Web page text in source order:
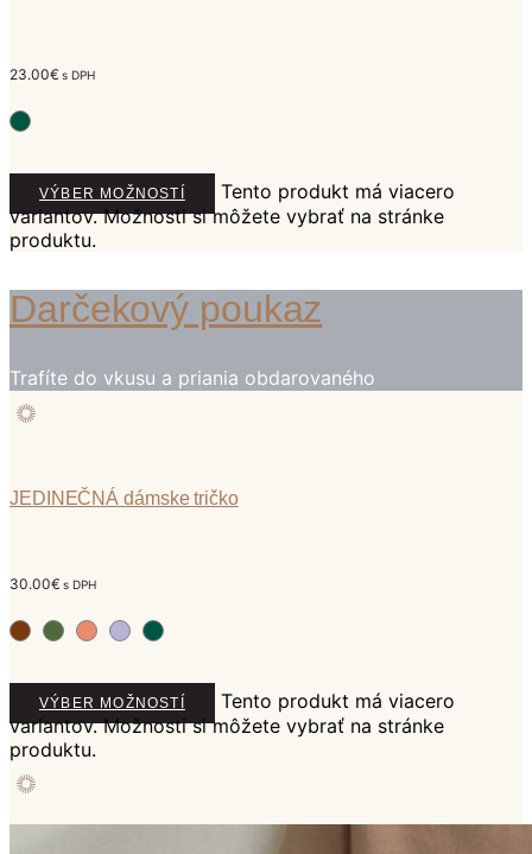
23.00€ s DPH
VÝBER MOŽNOSTÍ
Tento produkt má viacero
variantov. Možnosti si môžete vybrať na stránke
produktu.
Darčekový poukaz
Trafíte do vkusu a priania obdarovaného
JEDINEČNÁ dámske tričko
30.00€ s DPH
VÝBER MOŽNOSTÍ
Tento produkt má viacero
variantov. Možnosti si môžete vybrať na stránke
produktu.